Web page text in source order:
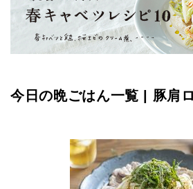
今日の晩ごはん一覧 | 豚肩